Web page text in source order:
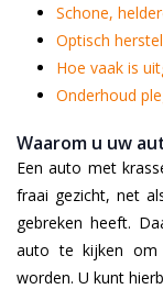
Schone,
Optisch
Hoe vaak is
Onderhoud
Waarom u uw
Een auto met
fraai gezicht, net
gebreken heeft.
auto te kijken om
worden. U kunt